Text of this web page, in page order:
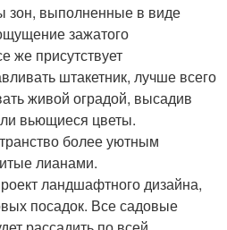
зон, выполненные в виде
зажатого
же присутствует
штакетник, лучше всего
живой оградой, высадив
вьющиеся цветы.
более уютным
лианами.
ландшафтного дизайна,
посадок. Все садовые